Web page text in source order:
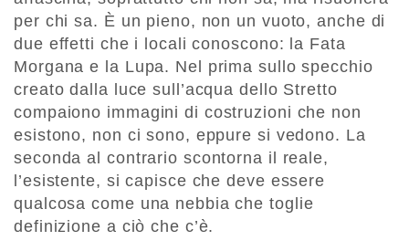
per chi sa. È un pieno, non un vuoto, anche di
due effetti che i locali conoscono: la Fata
Morgana e la Lupa. Nel prima sullo specchio
creato dalla luce sull’acqua dello Stretto
compaiono immagini di costruzioni che non
esistono, non ci sono, eppure si vedono. La
seconda al contrario scontorna il reale,
l’esistente, si capisce che deve essere
qualcosa come una nebbia che toglie
definizione a ciò che c’è.